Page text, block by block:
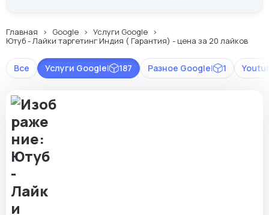
Главная Google
Услуги Google
Ютуб - Лайки таргетинг Индия ( Гарантия) - цена за 20 лайков
Все Разное Google| 1
Услуги Google| 187